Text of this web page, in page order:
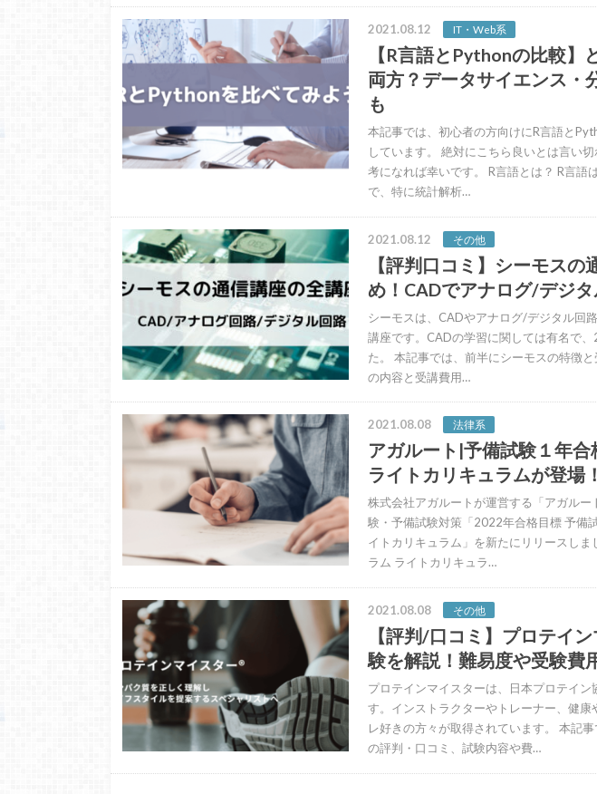
2021.08.12 IT・Web系
【R言語とPythonの比較】
両方？データサイエンス・
も
本記事では、初心者の方向けにR言語と
しています。 絶対にこちら良いとは言い
考になれば幸いです。 R言語とは？ R言語
で、特に統計解析…
2021.08.12 その他
【評判口コミ】シーモスの
め！CADでアナログ/デジ
シーモスは、CADやアナログ/デジタル回
講座です。CADの学習に関しては有名で
た。 本記事では、前半にシーモスの特徴
の内容と受講費用…
2021.08.08 法律系
アガルート|予備試験１年
ライトカリキュラムが登場！
株式会社アガルートが運営する「アガルー
験・予備試験対策「2022年合格目標 予備
イトカリキュラム」を新たにリリースしま
ラム ライトカリキュラ…
2021.08.08 その他
【評判/口コミ】プロテイ
験を解説！難易度や受験費
プロテインマイスターは、日本プロテイ
す。インストラクターやトレーナー、健康
レ好きの方々が取得されています。 本記
の評判・口コミ、試験内容や費…